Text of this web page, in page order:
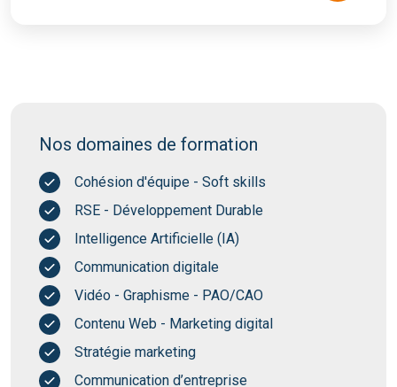
Nos domaines de formation
Cohésion d'équipe - Soft skills
RSE - Développement Durable
Intelligence Artificielle (IA)
Communication digitale
Vidéo - Graphisme - PAO/CAO
Contenu Web - Marketing digital
Stratégie marketing
Communication d’entreprise